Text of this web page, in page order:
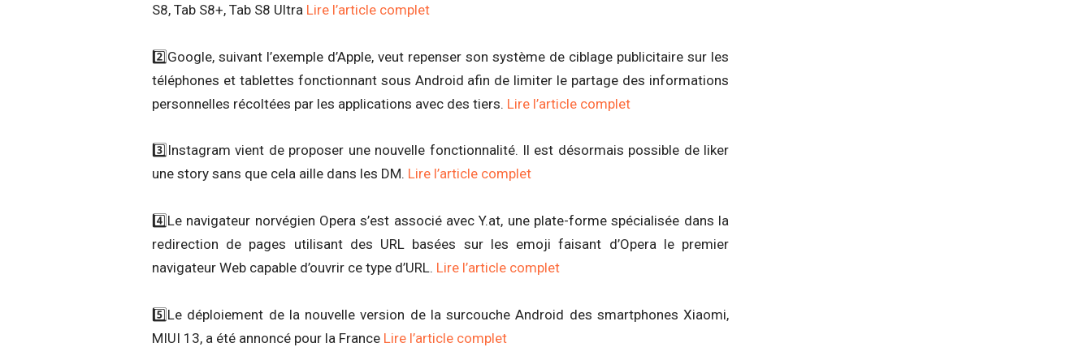
S8, Tab S8+, Tab S8 Ultra Lire l’article complet
2️⃣Google, suivant l’exemple d’Apple, veut repenser son système de ciblage publicitaire sur les
téléphones et tablettes fonctionnant sous Android afin de limiter le partage des informations
personnelles récoltées par les applications avec des tiers. Lire l’article complet
3️⃣Instagram vient de proposer une nouvelle fonctionnalité. Il est désormais possible de liker
une story sans que cela aille dans les DM. Lire l’article complet
4️⃣Le navigateur norvégien Opera s’est associé avec Y.at, une plate-forme spécialisée dans la
redirection de pages utilisant des URL basées sur les emoji faisant d’Opera le premier
navigateur Web capable d’ouvrir ce type d’URL. Lire l’article complet
5️⃣Le déploiement de la nouvelle version de la surcouche Android des smartphones Xiaomi,
MIUI 13, a été annoncé pour la France Lire l’article complet